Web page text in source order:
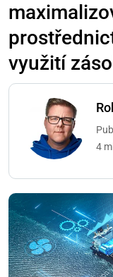
využití
4